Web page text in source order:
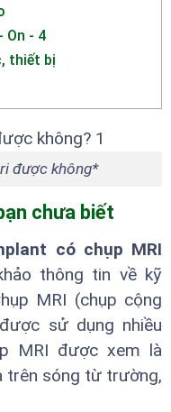
On - 4
thiết bị
được không*
chưa biết
có chụp MRI
thông tin về kỹ
MRI (chụp cộng
sử dụng nhiều
MRI được xem là
trên sóng từ trường,